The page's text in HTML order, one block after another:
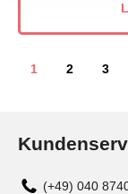
1 2 3
(+49) 040